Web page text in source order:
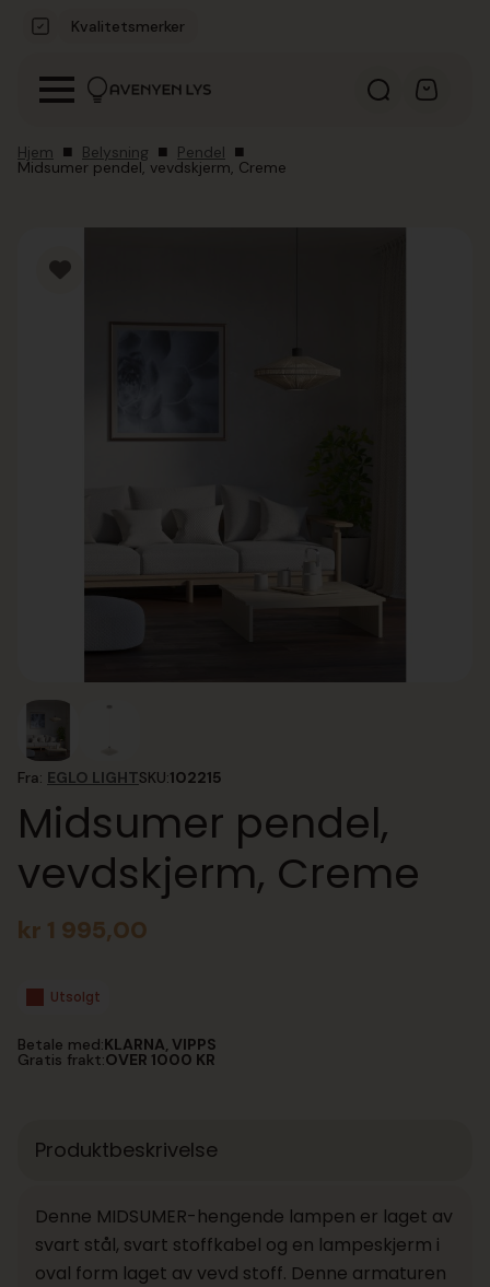
Kvalitetsmerker
Hjem Belysning Pendel
Midsumer pendel, vevdskjerm, Creme
Fra: EGLO LIGHTSKU:102215
Midsumer pendel,
vevdskjerm, Creme
kr 1 995,00
Utsolgt
Betale med:KLARNA, VIPPS
Gratis frakt:OVER 1000 KR
Produktbeskrivelse
Denne MIDSUMER-hengende lampen er laget av
svart stål, svart stoffkabel og en lampeskjerm i
oval form laget av vevd stoff. Denne armaturen